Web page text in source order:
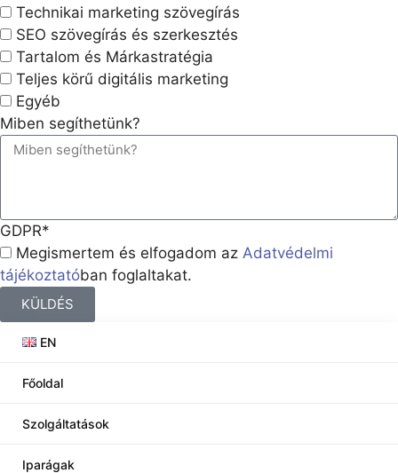
Technikai marketing szövegírás
SEO szövegírás és szerkesztés
Tartalom és Márkastratégia
Teljes körű digitális marketing
Egyéb
Miben segíthetünk?
GDPR*
Megismertem és elfogadom az Adatvédelmi
tájékoztatóban foglaltakat.
KÜLDÉS
EN
Főoldal
Szolgáltatások
Iparágak